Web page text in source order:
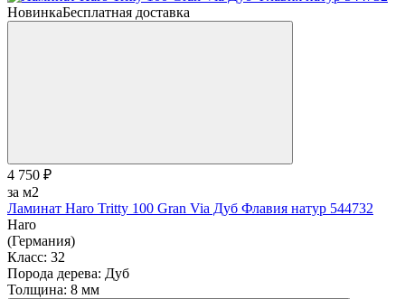
НовинкаБесплатная доставка
4 750 ₽
за м2
Ламинат Haro Tritty 100 Gran Via Дуб Флавия натур 544732
Haro
(Германия)
Класс: 32
Порода дерева: Дуб
Толщина: 8 мм